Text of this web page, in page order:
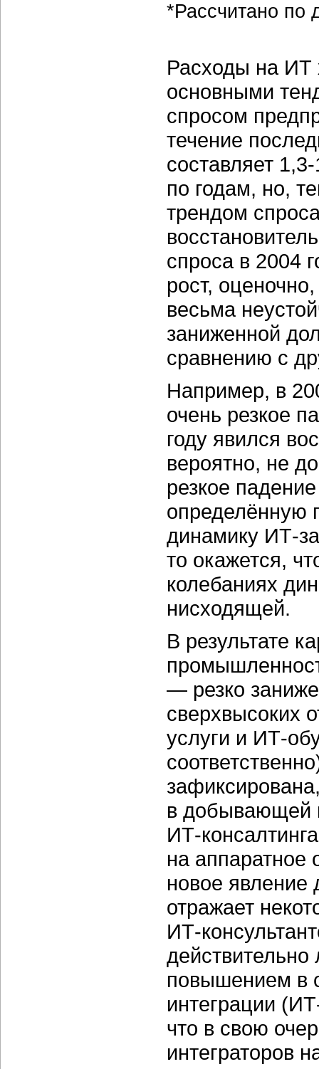
*Рассчитано по
Расходы на ИТ
основными
спросом
течение
составляет
по годам, но,
трендом
спроса в 2004
рост,
весьма
заниженной
сравнению с
Например, в
очень резкое
году явился
вероятно, не
резкое
определённую
динамику ИТ-
то окажется,
колебаниях
нисходящей.
В результате
— резко
сверхвысоких
услуги и ИТ-
в добывающей
ИТ-
на аппаратное
новое явление
отражает
ИТ-
повышением в
интеграции
что в свою
интеграторов